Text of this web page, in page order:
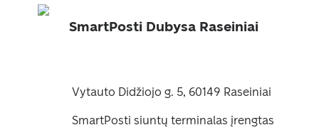
SmartPosti Dubysa Raseiniai
Vytauto Didžiojo g. 5, 60149 Raseiniai
SmartPosti siuntų terminalas įrengtas